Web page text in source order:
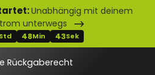
Unabhängig mit deinem
unterwegs
Std 48Min 43Sek
Rückgaberecht